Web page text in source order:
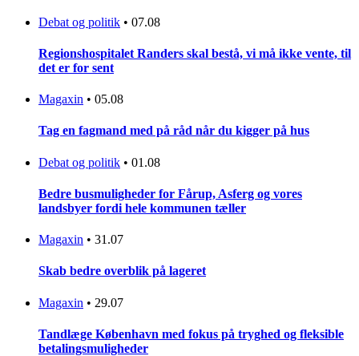
Debat og politik • 07.08
Regionshospitalet Randers skal bestå, vi må ikke vente, til
det er for sent
Magaxin • 05.08
Tag en fagmand med på råd når du kigger på hus
Debat og politik • 01.08
Bedre busmuligheder for Fårup, Asferg og vores
landsbyer fordi hele kommunen tæller
Magaxin • 31.07
Skab bedre overblik på lageret
Magaxin • 29.07
Tandlæge København med fokus på tryghed og fleksible
betalingsmuligheder